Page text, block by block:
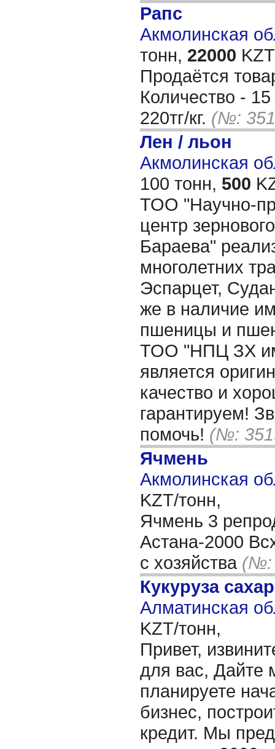
Рапс
Акмолинская
тонн, 22000
Продаётся
Количество -
220тг/кг. (№:
Лен / льон
Акмолинская
100 тонн, 500
ТОО "Научно-
центр
Бараева"
многолетних
Эспарцет,
же в наличие
пшеницы и
ТОО "НПЦ ЗХ
является
качество и
гарантируем!
помочь! (№:
Ячмень
Акмолинская
KZT/тонн,
Ячмень 3
Астана-2000
с хозяйства (№:
Кукуруза
Алматинская
KZT/тонн,
Привет,
для вас, Дайте
планируете
бизнес,
кредит. Мы